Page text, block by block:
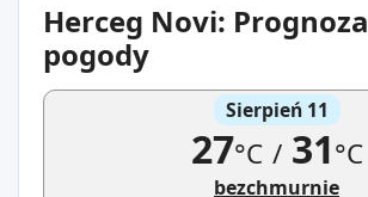
Herceg Novi: Prognoza
pogody
Sierpień 11
27°C /31°C
bezchmurnie